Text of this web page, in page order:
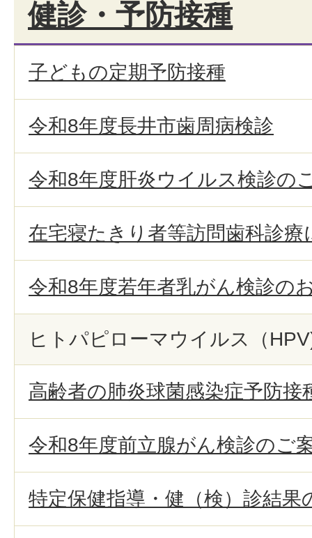
健診・予防接種
子どもの定期予防接種
令和8年度長井市歯周病検診
令和8年度肝炎ウイルス検診の
在宅寝たきり者等訪問歯科診療
令和8年度若年者乳がん検診の
ヒトパピローマウイルス（
高齢者の肺炎球菌感染症予防接
令和8年度前立腺がん検診のご
特定保健指導・健（検）診結果